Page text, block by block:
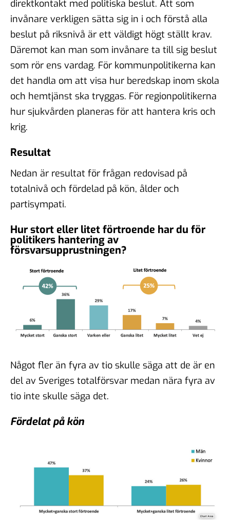
direktkontakt med politiska beslut. Att som
invånare verkligen sätta sig in i och förstå alla
beslut på riksnivå är ett väldigt högt ställt krav.
Däremot kan man som invånare ta till sig beslut
som rör ens vardag. För kommunpolitikerna kan
det handla om att visa hur beredskap inom skola
och hemtjänst ska tryggas. För regionpolitikerna
hur sjukvården planeras för att hantera kris och
krig.
Resultat
Nedan är resultat för frågan redovisad på
totalnivå och fördelad på kön, ålder och
partisympati.
Hur stort eller litet förtroende har du för
politikers hantering av
försvarsupprustningen?
Något fler än fyra av tio skulle säga att de är en
del av Sveriges totalförsvar medan nära fyra av
tio inte skulle säga det.
Fördelat på kön